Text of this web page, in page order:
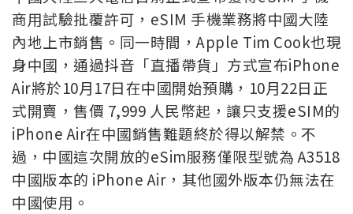
商用試驗批覆許可，eSIM 手機業務將中國大陸
內地上市銷售。同一時間，Apple Tim Cook也現
身中國，通過抖音「直播帶貨」方式宣布iPhone
Air將於10月17日在中國開始預購，10月22日正
式開賣，售價 7,999 人民幣起，讓只支援eSIM的
iPhone Air在中國銷售難題終於得以解禁。不
過，中國這次開放的eSim服務僅限型號為 A3518
中國版本的 iPhone Air，其他國外版本仍無法在
中國使用。